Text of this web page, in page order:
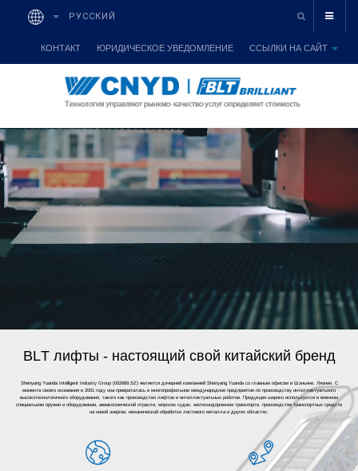
РУССКИЙ
КОНТАКТ ЮРИДИЧЕСКОЕ УВЕДОМЛЕНИЕ ССЫЛКИ НА САЙТ
BLT лифты - настоящий свой китайский бренд
Shenyang Yuanda Intelligent Industry Group (002689.SZ) является дочерней компанией Shenyang Yuanda со главным офисом в Шэньяне, Ляонин. С
момента своего основания в 2001 году она превратилась в многопрофильное международное предприятие по производству интеллектуального
высокотехнологичного оборудования, такого как производство лифтов и интеллектуальных роботов. Продукция широко используется в военном
специальном оружии и оборудовании, авиакосмической отрасли, морских судах, железнодорожном транспорте, производстве транспортных средств
на новой энергии, механической обработке листового металла и других областях.